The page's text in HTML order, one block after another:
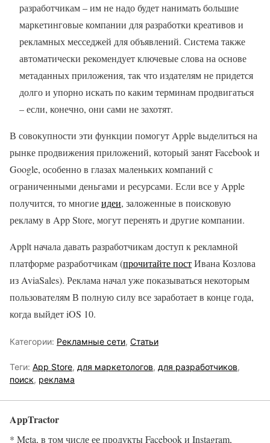
разработчикам – им не надо будет нанимать большие
маркетинговые компании для разработки креативов и
рекламных месседжей для объявлений. Система также
автоматически рекомендует ключевые слова на основе
метаданных приложения, так что издателям не придется
долго и упорно искать по каким терминам продвигаться
– если, конечно, они сами не захотят.
В совокупности эти функции помогут Apple выделиться на
рынке продвижения приложений, который занят Facebook и
Google, особенно в глазах маленьких компаний с
ограниченными деньгами и ресурсами. Если все у Apple
получится, то многиеидеи, заложенные в поисковую
рекламу в App Store, могут перенять и другие компании.
Applt начала давать разработчикам доступ к рекламной
платформе разработчикам (прочитайте постИвана Козлова
из AviaSales). Реклама начал уже показываться некоторым
пользователям В полную силу все заработает в конце года,
когда выйдет iOS 10.
Категории: Рекламные сети, Статьи
Теги: App Store, для маркетологов, для разработчиков,
поиск, реклама
AppTractor
* Meta, в том числе ее продукты Facebook и Instagram,